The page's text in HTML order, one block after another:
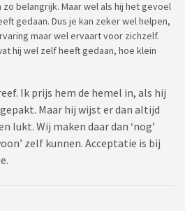
belangrijk. Maar wel als hij het gevoel
gedaan. Dus je kan zeker wel helpen,
maar wel ervaart voor zichzelf.
hij wel zelf heeft gedaan, hoe klein
Ik prijs hem de hemel in, als hij
Maar hij wijst er dan altijd
lukt. Wij maken daar dan ‘nog’
zelf kunnen. Acceptatie is bij